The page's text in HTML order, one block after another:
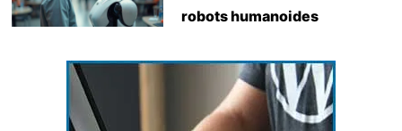
robots humanoides